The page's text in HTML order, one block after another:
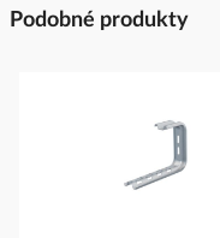
Podobné produkty